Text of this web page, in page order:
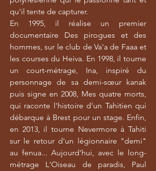
qu'il tente de capturer.
En 1995, il réalise un premier
documentaire Des pirogues et des
hommes, sur le club de Va'a de Faaa et
les courses du Heiva. En 1998, il tourne
un court-métrage, Ina, inspiré du
personnage de sa demi-sœur kanak
puis signe en 2008, Mes quatre morts,
qui raconte l'histoire d'un Tahitien qui
débarque à Brest pour un stage. Enfin,
en 2013, il tourne Nevermore à Tahiti
sur le retour d'un légionnaire "demi"
au fenua... Aujourd'hui, avec le long-
métrage L'Oiseau de paradis, Paul